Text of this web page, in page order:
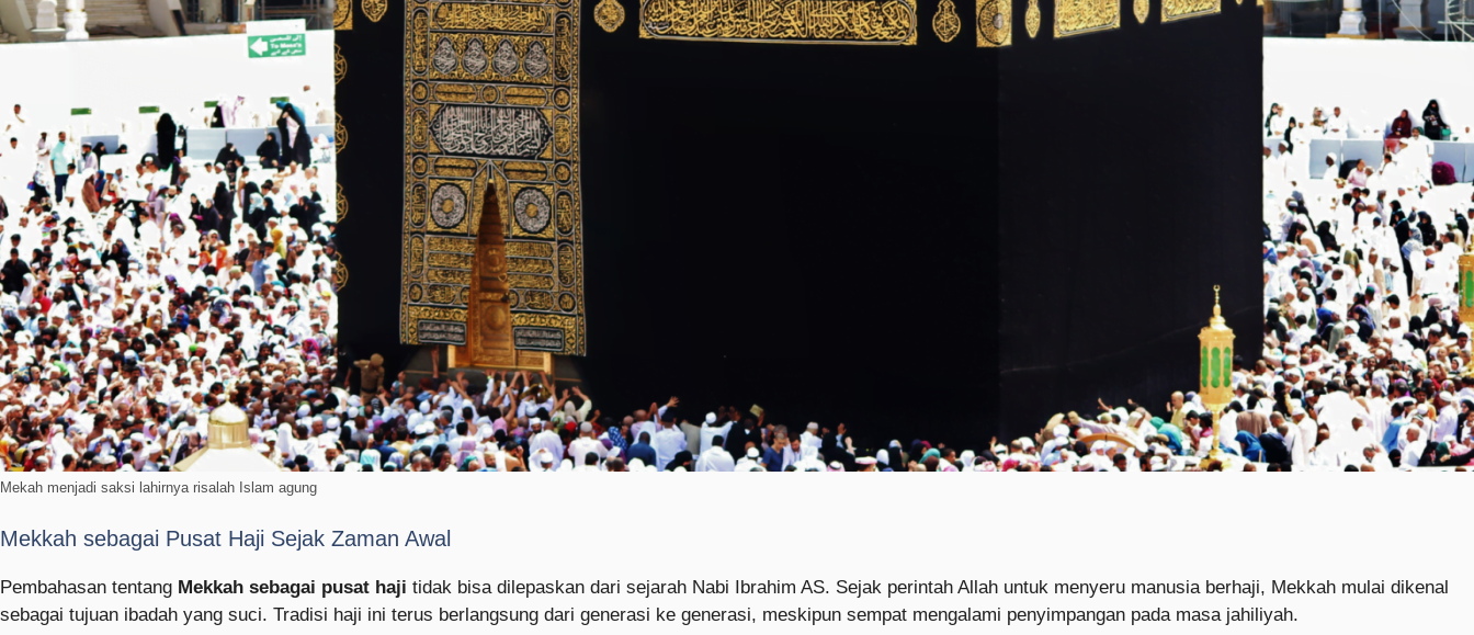
Mekah menjadi saksi lahirnya risalah Islam agung
Mekkah sebagai Pusat Haji Sejak Zaman Awal
Pembahasan tentang Mekkah sebagai pusat haji tidak bisa dilepaskan dari sejarah Nabi Ibrahim AS. Sejak perintah Allah untuk menyeru manusia berhaji, Mekkah mulai dikenal
sebagai tujuan ibadah yang suci. Tradisi haji ini terus berlangsung dari generasi ke generasi, meskipun sempat mengalami penyimpangan pada masa jahiliyah.